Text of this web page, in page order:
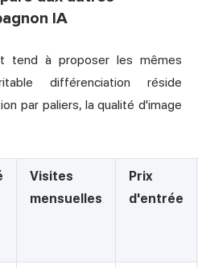
IA
tend à proposer les mêmes
différenciation réside
par paliers, la qualité d'image
Visites
mensuelles
Prix
d'entrée